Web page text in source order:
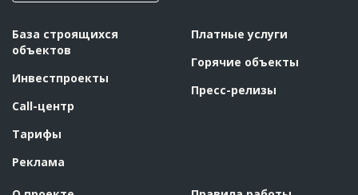
База строящихся
объектов
Инвестпроекты
Call-центр
Тарифы
Реклама
Платные услуги
Горячие объекты
Пресс-релизы